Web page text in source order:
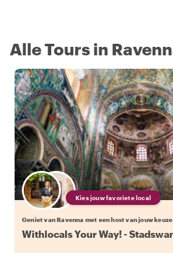
Alle Tours in
Kies jouw favoriete local
Geniet van Ravenna met een host van jouw keuze
Withlocals Your Way! -